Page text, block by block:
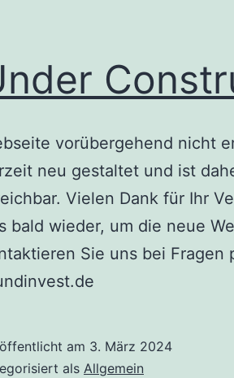
vorübergehend nicht
neu gestaltet und ist
Vielen Dank für Ihr
bald wieder, um die neue
Sie uns bei Fragen
am 3. März 2024
als Allgemein